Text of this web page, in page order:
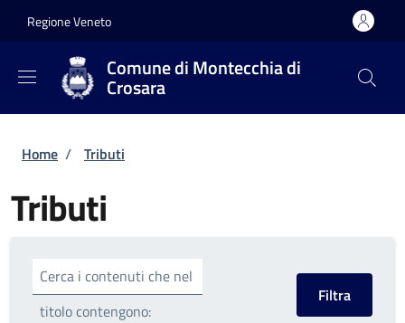
Regione Veneto
Comune di Montecchia di
Crosara
Briciole di pane
Home / Tributi
Tributi
Cerca i contenuti che nel
titolo contengono: